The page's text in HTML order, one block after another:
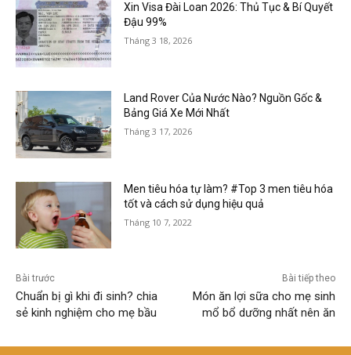
Xin Visa Đài Loan 2026: Thủ Tục & Bí Quyết
Đậu 99%
Tháng 3 18, 2026
Land Rover Của Nước Nào? Nguồn Gốc &
Bảng Giá Xe Mới Nhất
Tháng 3 17, 2026
Men tiêu hóa tự làm? #Top 3 men tiêu hóa
tốt và cách sử dụng hiệu quả
Tháng 10 7, 2022
Bài trước
Chuẩn bị gì khi đi sinh? chia
sẻ kinh nghiệm cho mẹ bầu
Bài tiếp theo
Món ăn lợi sữa cho mẹ sinh
mổ bổ dưỡng nhất nên ăn